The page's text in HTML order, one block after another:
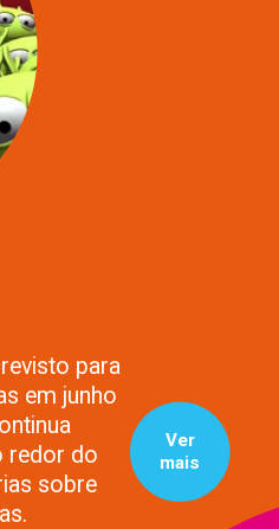
Ver
mais
para
em junho
redor do
sobre